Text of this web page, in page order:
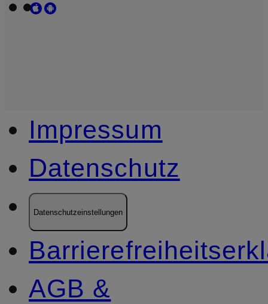
Impressum
Datenschutz
Datenschutzeinstellungen
AGB &